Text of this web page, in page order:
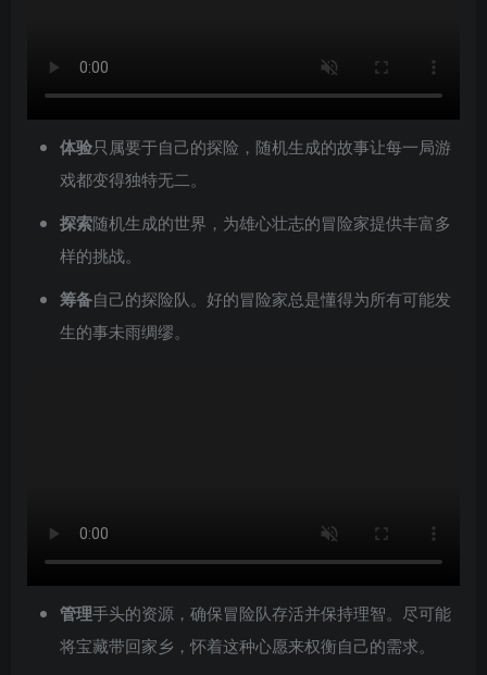
体验只属要于自己的探险，随机生成的故事让每一局游
戏都变得独特无二。
探索随机生成的世界，为雄心壮志的冒险家提供丰富多
样的挑战。
筹备自己的探险队。好的冒险家总是懂得为所有可能发
生的事未雨绸缪。
管理手头的资源，确保冒险队存活并保持理智。尽可能
将宝藏带回家乡，怀着这种心愿来权衡自己的需求。